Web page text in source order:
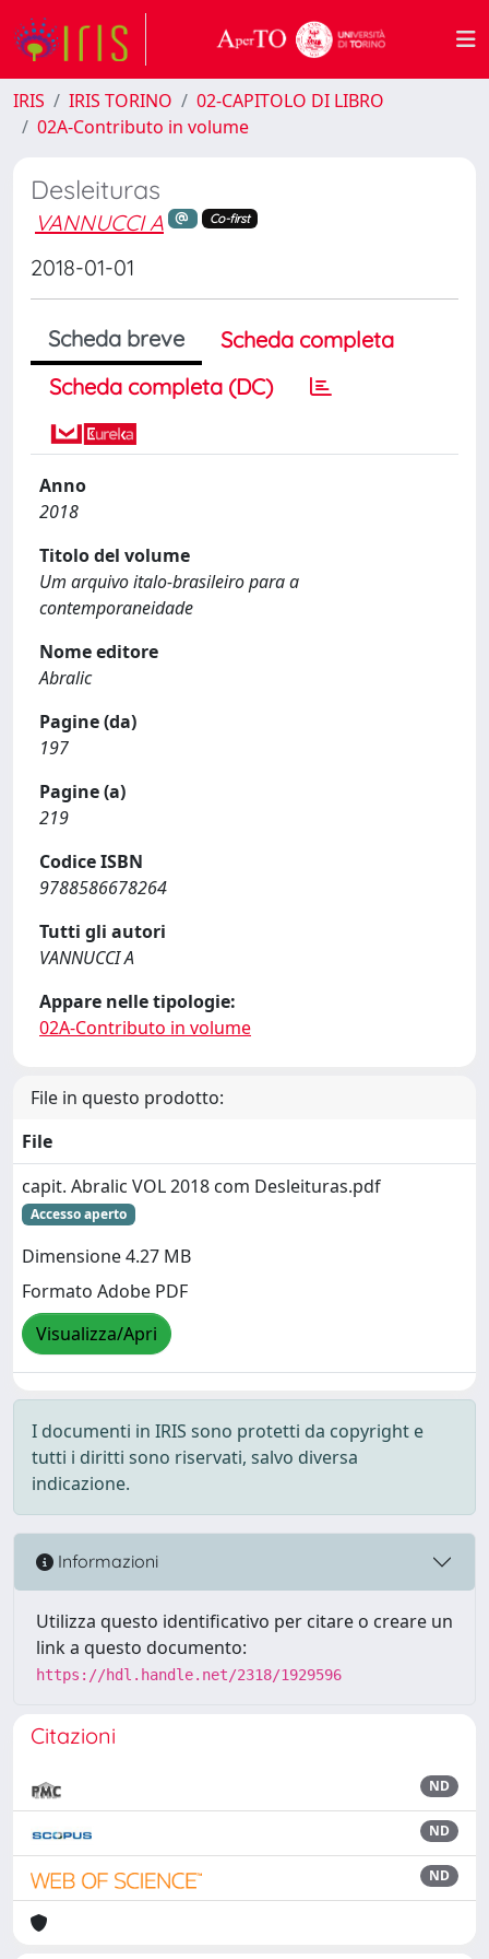
IRIS IRIS TORINO
02-CAPITOLO DI LIBRO
02A-Contributo in volume
Desleituras
VANNUCCI A Co-first
2018-01-01
Scheda breve
Scheda completa
Scheda completa (DC)
Anno
2018
Titolo del volume
Um arquivo italo-brasileiro para a
contemporaneidade
Nome editore
Abralic
Pagine (da)
197
Pagine (a)
219
Codice ISBN
9788586678264
Tutti gli autori
VANNUCCI A
Appare nelle tipologie:
02A-Contributo in volume
File in questo prodotto:
File
capit. Abralic VOL 2018 com Desleituras.pdf
Accesso aperto
Dimensione 4.27 MB
Formato Adobe PDF
Visualizza/Apri
I documenti in IRIS sono protetti da copyright e
tutti i diritti sono riservati, salvo diversa
indicazione.
Informazioni
Utilizza questo identificativo per citare o creare un
link a questo documento:
https://hdl.handle.net/2318/1929596
Citazioni
ND
ND
ND